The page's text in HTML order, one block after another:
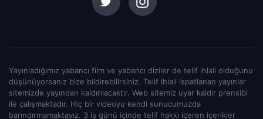
Yayınladığımız yabancı film ve yabancı diziler de telif ihlali olduğunu
düşünüyorsanız bize bildirebilirsiniz. Telif ihlali ispatlanan yayınlar
sitemizde yayından kaldırılacaktır. Web sitemiz uyar kaldır prensibi
ile çalışmaktadır. Hiç bir videoyu kendi sunucumuzda
barındırmamaktayız. 3 iş günü içinde telif hakkı içeren içerikler